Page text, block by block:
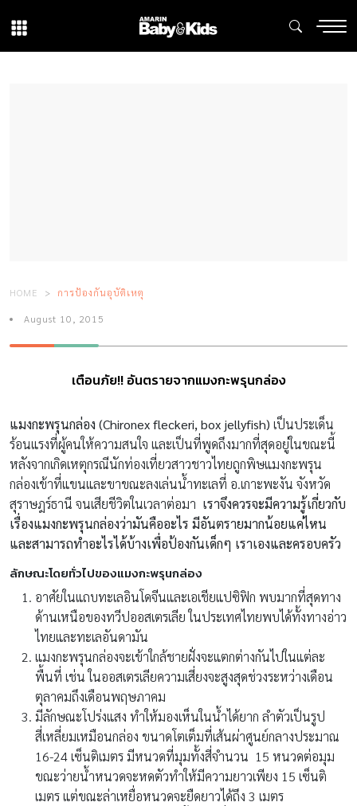
HOME การป้องกันอุบัติเหตุ
August 10, 2015
เตือนภัย!! อันตรายจากแมงกะพรุนกล่อง
แมงกะพรุนกล่อง (Chironex fleckeri, box jellyfish) เป็นประเด็น
ร้อนแรงที่ผู้คนให้ความสนใจ และเป็นที่พูดถึงมากที่สุดอยู่ในขณะนี้
หลังจากเกิดเหตุกรณีนักท่องเที่ยวสาวชาวไทยถูกพิษแมงกะพรุน
กล่องเข้าที่แขนและขาขณะลงเล่นน้ำทะเลที่ อ.เกาะพะงัน จังหวัด
สุราษฎร์ธานี จนเสียชีวิตในเวลาต่อมา เราจึงควรจะมีความรู้เกี่ยวกับ
เรื่องแมงกะพรุนกล่องว่ามันคืออะไร มีอันตรายมากน้อยแค่ไหน
และสามารถทำอะไรได้บ้างเพื่อป้องกันเด็กๆ เราเองและครอบครัว
ลักษณะโดยทั่วไปของแมงกะพรุนกล่อง
อาศัยในแถบทะเลอินโดจีนและเอเชียแปซิฟิก พบมากที่สุดทาง
ด้านเหนือของทวีปออสเตรเลีย ในประเทศไทยพบได้ทั้งทางอ่าว
ไทยและทะเลอันดามัน
แมงกะพรุนกล่องจะเข้าใกล้ชายฝั่งจะแตกต่างกันไปในแต่ละ
พื้นที่ เช่น ในออสเตรเลียความเสี่ยงจะสูงสุดช่วงระหว่างเดือน
ตุลาคมถึงเดือนพฤษภาคม
มีลักษณะโปร่งแสง ทำให้มองเห็นในน้ำได้ยาก ลำตัวเป็นรูป
สี่เหลี่ยมเหมือนกล่อง ขนาดโตเต็มที่เส้นผ่าศูนย์กลางประมาณ
16-24 เซ็นติเมตร มีหนวดที่มุมทั้งสี่จำนวน 15 หนวดต่อมุม
ขณะว่ายน้ำหนวดจะหดตัวทำให้มีความยาวเพียง 15 เซ็นติ
เมตร แต่ขณะล่าเหยื่อหนวดจะยืดยาวได้ถึง 3 เมตร